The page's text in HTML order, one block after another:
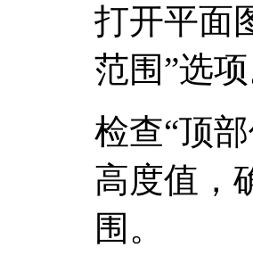
打开平面
范围”选项
检查“顶
高度值，
围。